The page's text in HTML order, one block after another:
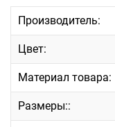
Производитель:
Цвет:
Материал товара:
Размеры::